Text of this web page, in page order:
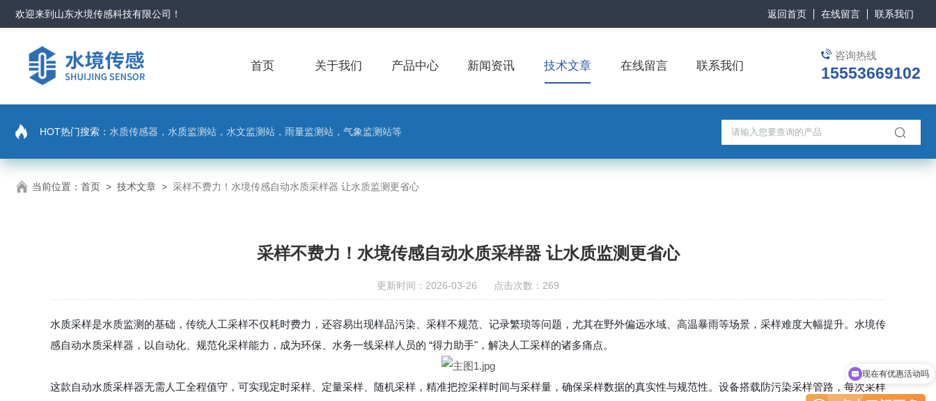
欢迎来到 山东水境传感科技有限公司 ！ 返回首页 在线留言 联系我们
咨询热线
15553669102
首页 关于我们 产品中心 新闻资讯 技术文章 在线留言 联系我们
HOT热门搜索： 水质传感器，水质监测站，水文监测站，雨量监测站，气象监测站等
当前位置： 首页 > 技术文章 > 采样不费力！水境传感自动水质采样器 让水质监测更省心
采样不费力！水境传感自动水质采样器 让水质监测更省心
更新时间：2026-03-26 点击次数：269
水质采样是水质监测的基础，传统人工采样不仅耗时费力，还容易出现样品污染、采样不规范、记录繁琐等问题，尤其在野外偏远水域、高温暴雨等场景，采样难度大幅提升。水境传
感自动水质采样器，以自动化、规范化采样能力，成为环保、水务一线采样人员的 “得力助手"，解决人工采样的诸多痛点。
这款自动水质采样器无需人工全程值守，可实现定时采样、定量采样、随机采样，精准把控采样时间与采样量，确保采样数据的真实性与规范性。设备搭载防污染采样管路，每次采样
现在有优惠活动吗